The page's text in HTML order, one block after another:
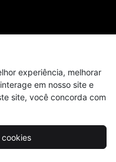
experiência, melhorar
em nosso site e
site, você concorda com